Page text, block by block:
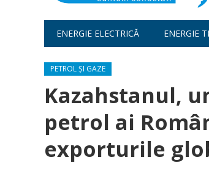
ENERGIE ELECTRICĂ ENERGIE
PETROL ȘI GAZE
Kazahstanul,
petrol ai
exporturile